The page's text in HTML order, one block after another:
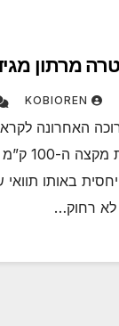
מגידו
KOBIOREN
האחרונה
מגידו
באותו תוואי
לא רחוק…